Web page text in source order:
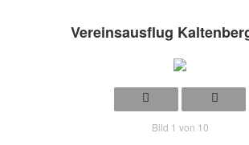
Vereinsausflug
Bild 1 von 10